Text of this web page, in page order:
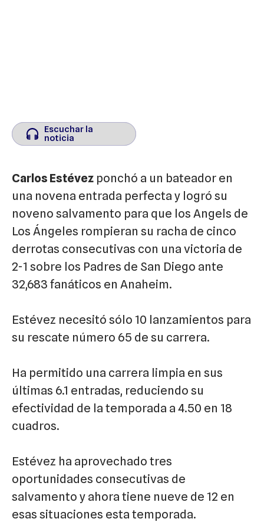
Escuchar la
noticia
Escuchar la
noticia
Carlos Estévez ponchó a un bateador en
una novena entrada perfecta y logró su
noveno salvamento para que los Angels de
Los Ángeles rompieran su racha de cinco
derrotas consecutivas con una victoria de
2-1 sobre los Padres de San Diego ante
32,683 fanáticos en Anaheim.
Estévez necesitó sólo 10 lanzamientos para
su rescate número 65 de su carrera.
Ha permitido una carrera limpia en sus
últimas 6.1 entradas, reduciendo su
efectividad de la temporada a 4.50 en 18
cuadros.
Estévez ha aprovechado tres
oportunidades consecutivas de
salvamento y ahora tiene nueve de 12 en
esas situaciones esta temporada.